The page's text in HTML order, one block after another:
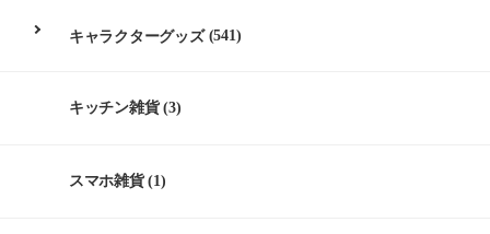
キャラクターグッズ(541)
キッチン雑貨(3)
スマホ雑貨(1)